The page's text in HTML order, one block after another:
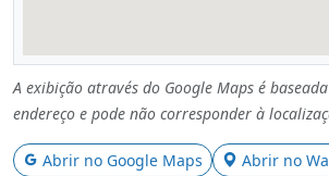
A exibição através do Google Maps é
endereço e pode não corresponder à
Abrir no Google Maps Abrir no